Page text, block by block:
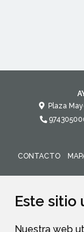
Este sitio
Nuestra web
Plaza
CONTACTO